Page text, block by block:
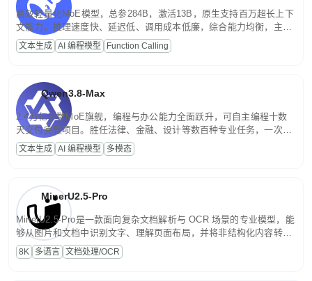
高效轻量化MoE模型，总参284B，激活13B，原生支持百万超长上下
文能力。推理速度快、延迟低、调用成本低廉，综合能力均衡，主打
高并发、轻量化任务，适合日常对话、内容创作、基础 RAG、批量
文案处理等普惠刚需场景。
文本生成 AI 编程模型 Function Calling
Qwen3.8-Max
2.4万亿参数MoE旗舰，编程与办公能力全面跃升，可自主编程十数
天交付完整项目。胜任法律、金融、设计等数百种专业任务，一次对
话端到端交付生产级成果。原生视觉理解贯穿规划、执行与验证全流
程，支持超长文档与长视频的深度语义解析。长程任务中自主规划与
文本生成 AI 编程模型 多模态
MinerU2.5-Pro
MinerU2.5-Pro是一款面向复杂文档解析与 OCR 场景的专业模型，能
够从图片和文档中识别文字、理解页面布局，并将非结构化内容转换
为便于存储、检索和二次处理的结构化结果。
8K 多语言 文档处理/OCR